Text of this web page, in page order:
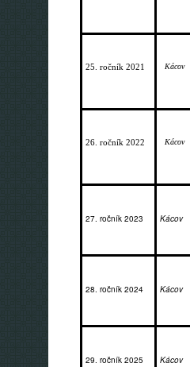
25. ročník 2021 Kácov
26. ročník 2022 Kácov
27. ročník 2023 Kácov
28. ročník 2024 Kácov
29. ročník 2025 Kácov